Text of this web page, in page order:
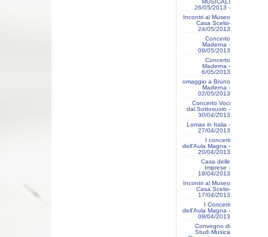
MUSICALI
26/05/2013 -
Incontri al Museo
Casa Scelsi-
24/05/2013
Concerto
Maderna -
09/05/2013
Concerto
Maderna -
6/05/2013
omaggio a Bruno
Maderna -
02/05/2013
Concerto Voci
dal Sottosuolo -
30/04/2013
Lomax in Italia -
27/04/2013
I concerti
dell'Aula Magna -
20/04/2013
Casa delle
Imprese -
19/04/2013
Incontri al Museo
Casa Scelsi-
17/04/2013
I Concerti
dell'Aula Magna -
09/04/2013
Convegno di
Studi Musica